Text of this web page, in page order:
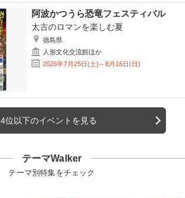
阿波かつうら恐竜フェスティバル
太古のロマンを楽しむ夏
徳島県
人形文化交流館ほか
2026年7月25日(土)～8月16日(日)
4位以下のイベントを見る
テーマWalker
テーマ別特集をチェック